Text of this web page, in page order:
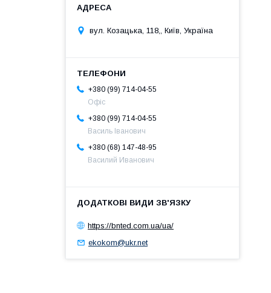
вул. Козацька, 118,, Київ, Україна
+380 (99) 714-04-55
Офіс
+380 (99) 714-04-55
Василь Іванович
+380 (68) 147-48-95
Василий Иванович
https://bnted.com.ua/ua/
ekokom@ukr.net